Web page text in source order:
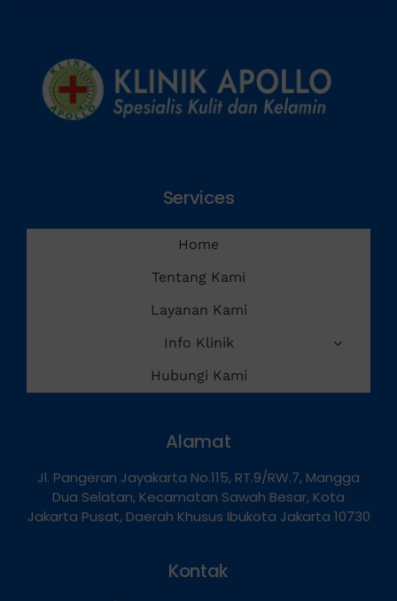
Services
Home
Tentang Kami
Layanan Kami
Info Klinik
Hubungi Kami
Alamat
Jl. Pangeran Jayakarta No.115, RT.9/RW.7, Mangga
Dua Selatan, Kecamatan Sawah Besar, Kota
Jakarta Pusat, Daerah Khusus Ibukota Jakarta 10730
Kontak